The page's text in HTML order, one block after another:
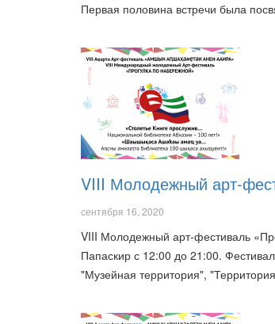
Первая половина встречи была
VIII Молодежный арт-
сентября 16, 2020
VIII Молодежный арт-фестиваль
Папаскир с 12:00 до 21:00.
"Музейная территория",